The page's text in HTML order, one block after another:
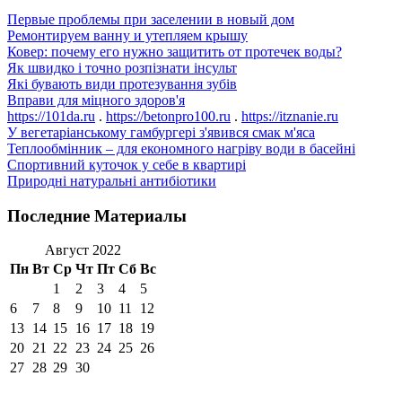
Первые проблемы при заселении в новый дом
Ремонтируем ванну и утепляем крышу
Ковер: почему его нужно защитить от протечек воды?
Як швидко і точно розпізнати інсульт
Які бувають види протезування зубів
Вправи для міцного здоров'я
https://101da.ru . https://betonpro100.ru . https://itznanie.ru
У вегетаріанському гамбургері з'явився смак м'яса
Теплообмінник – для економного нагріву води в басейні
Спортивний куточок у себе в квартирі
Природні натуральні антибіотики
Последние Материалы
Август 2022
Пн Вт Ср Чт Пт Сб Вс
1
2 3 4
5
6
7 8 9 10 11
12
13 14 15 16 17 18 19
20 21 22 23 24 25 26
27 28 29 30